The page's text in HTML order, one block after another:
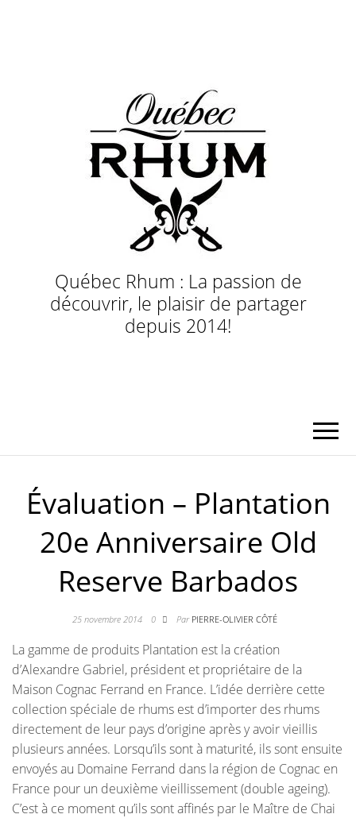
Québec Rhum : La passion de
découvrir, le plaisir de partager
depuis 2014!
Évaluation – Plantation
20e Anniversaire Old
Reserve Barbados
25 novembre 2014 0 Par PIERRE-OLIVIER CÔTÉ
La gamme de produits Plantation est la création
d’Alexandre Gabriel, président et propriétaire de la
Maison Cognac Ferrand en France. L’idée derrière cette
collection spéciale de rhums est d’importer des rhums
directement de leur pays d’origine après y avoir vieillis
plusieurs années. Lorsqu’ils sont à maturité, ils sont ensuite
envoyés au Domaine Ferrand dans la région de Cognac en
France pour un deuxième vieillissement (double ageing).
C’est à ce moment qu’ils sont affinés par le Maître de Chai